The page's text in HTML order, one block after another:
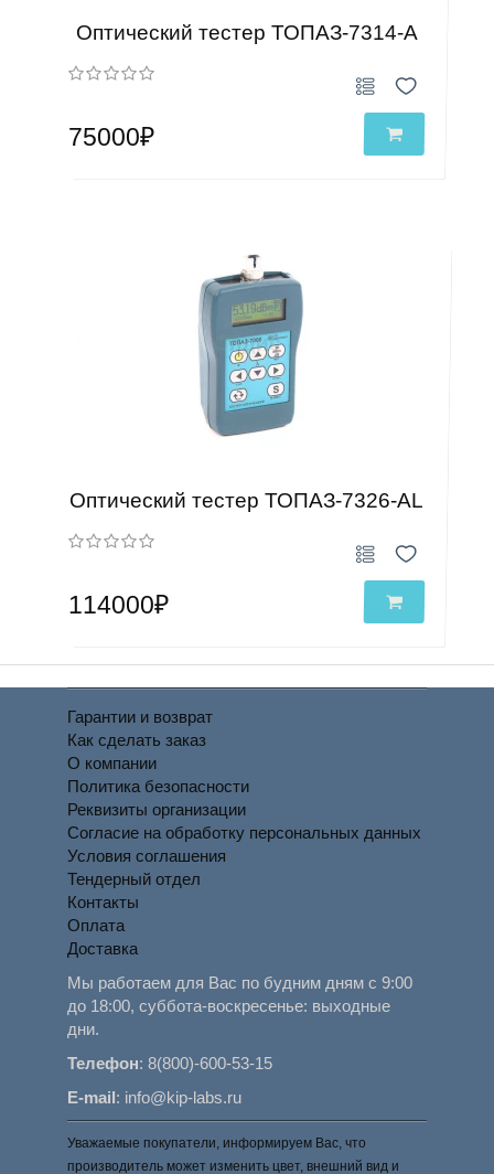
Оптический тестер ТОПАЗ-7314-А
75000₽
Оптический тестер ТОПАЗ-7326-АL
114000₽
Гарантии и возврат
Как сделать заказ
О компании
Политика безопасности
Реквизиты организации
Согласие на обработку персональных данных
Условия соглашения
Тендерный отдел
Контакты
Оплата
Доставка
Мы работаем для Вас по будним дням с 9:00
до 18:00, суббота-воскресенье: выходные
дни.
Телефон:8(800)-600-53-15
E-mail: info@kip-labs.ru
Уважаемые покупатели, информируем Вас, что
производитель может изменить цвет, внешний вид и